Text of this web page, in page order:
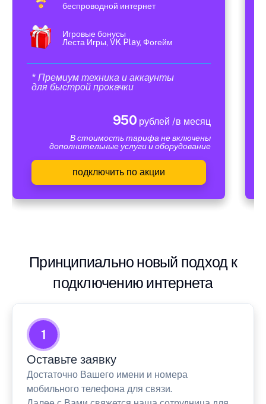
беспроводной интернет
Игровые бонусы
Леста Игры, VK Play, Фогейм
* Премиум техника и аккаунты
для быстрой прокачки
950 рублей /в месяц
В стоимость тарифа не включены
дополнительные услуги и оборудование
подключить по акции
Принципиально новый подход к
подключению интернета
1
Оставьте заявку
Достаточно Вашего имени и номера
мобильного телефона для связи.